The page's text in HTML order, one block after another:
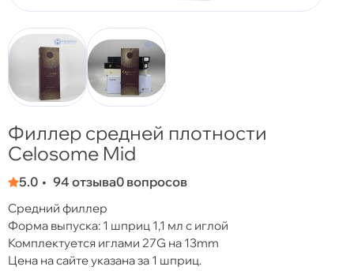
Филлер средней плотности
Celosome Mid
5.0 94 отзыва0 вопросов
Средний филлер
Форма выпуска: 1 шприц 1,1 мл с иглой
Комплектуется иглами 27G на 13mm
Цена на сайте указана за 1 шприц.